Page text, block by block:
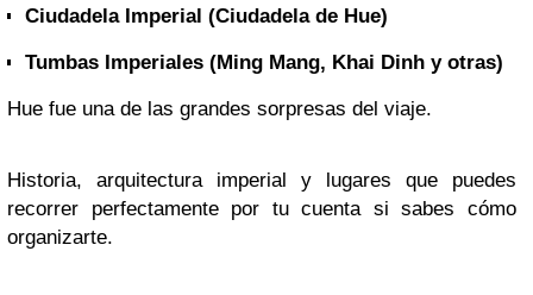
Ciudadela Imperial (Ciudadela de Hue)
Tumbas Imperiales (Ming Mang, Khai Dinh y otras)
Hue fue una de las grandes sorpresas del viaje.
Historia, arquitectura imperial y lugares que puedes
recorrer perfectamente por tu cuenta si sabes cómo
organizarte.